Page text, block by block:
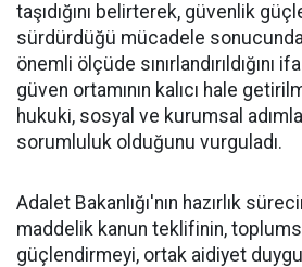
taşıdığını belirterek, güvenlik
sürdürdüğü mücadele
önemli ölçüde sınırlandırıldığını
güven ortamının kalıcı hale
hukuki, sosyal ve kurumsal
sorumluluk olduğunu vurguladı.
Adalet Bakanlığı'nın hazırlık
maddelik kanun teklifinin,
güçlendirmeyi, ortak aidiyet